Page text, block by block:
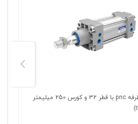
سیلندر دوطرفه pnc با قطر 32 و کورس 250 میلیمتر